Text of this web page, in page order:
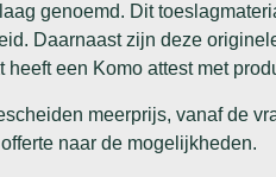
genoemd. Dit
Daarnaast zijn deze
een Komo attest met
meerprijs, vanaf de
naar de mogelijkheden.